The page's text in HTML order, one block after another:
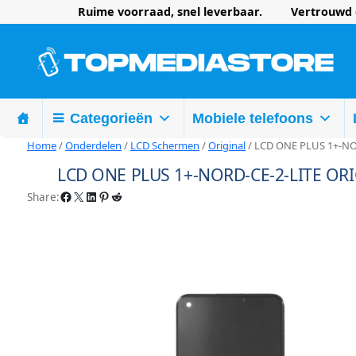
Ruime voorraad, snel leverbaar.
Categorieën Mobiele telefoons
Home/Onderdelen / LCD Schermen /Original/ LCD ONE PLUS 1+-
LCD ONE PLUS 1+-NORD-CE-2-LITE
Share:Facebook X LinkedIn Pinterest Reddit